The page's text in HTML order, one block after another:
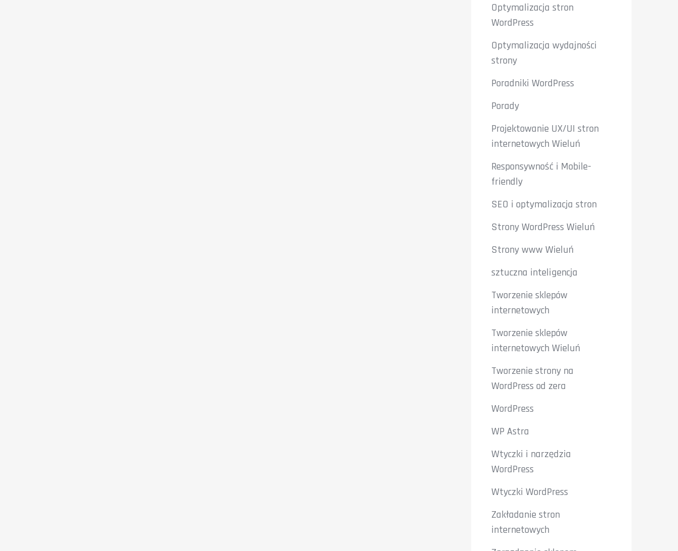
Optymalizacja stron
WordPress
Optymalizacja wydajności
strony
Poradniki WordPress
Porady
Projektowanie UX/UI stron
internetowych Wieluń
Responsywność i Mobile-
friendly
SEO i optymalizacja stron
Strony WordPress Wieluń
Strony www Wieluń
sztuczna inteligencja
Tworzenie sklepów
internetowych
Tworzenie sklepów
internetowych Wieluń
Tworzenie strony na
WordPress od zera
WordPress
WP Astra
Wtyczki i narzędzia
WordPress
Wtyczki WordPress
Zakładanie stron
internetowych